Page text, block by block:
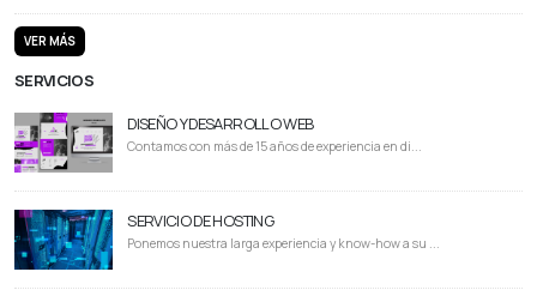
VER MÁS
SERVICIOS
DISEÑO Y DESARROLLO WEB
Contamos con más de 15 años de experiencia en di...
SERVICIO DE HOSTING
Ponemos nuestra larga experiencia y know-how a su ...